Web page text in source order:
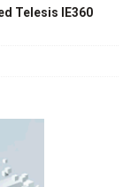
Telesis IE360